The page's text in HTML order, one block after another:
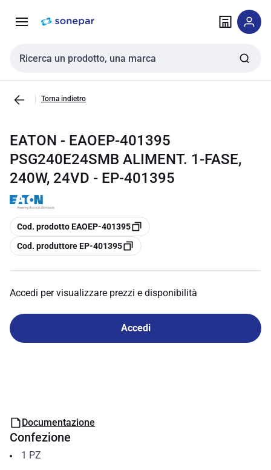
navigazione alla
Cerca input
Torna indietro
EATON - EAOEP-401395
PSG240E24SMB ALIMENT. 1-FASE,
240W, 24VD - EP-401395
copia
Cod. prodotto EAOEP-401395
copia
Cod. produttore EP-401395
Accedi per visualizzare prezzi e disponibilità
Accedi
Documentazione
Confezione
1 PZ